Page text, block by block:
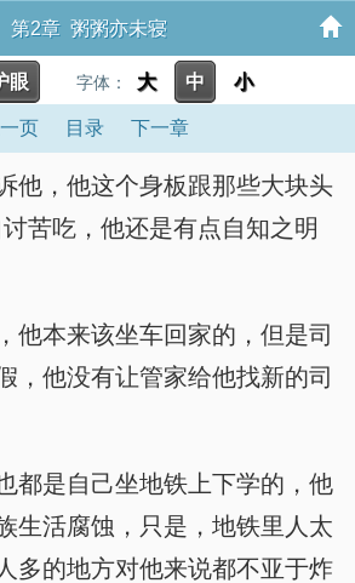
第2章 粥粥亦未寝
眼 字体： 大 中 小
一页 目录 下一章
他，他这个身板跟那些大块头
苦吃，他还是有点自知之明
他本来该坐车回家的，但是司
，他没有让管家给他找新的司
都是自己坐地铁上下学的，他
生活腐蚀，只是，地铁里人太
多的地方对他来说都不亚于炸